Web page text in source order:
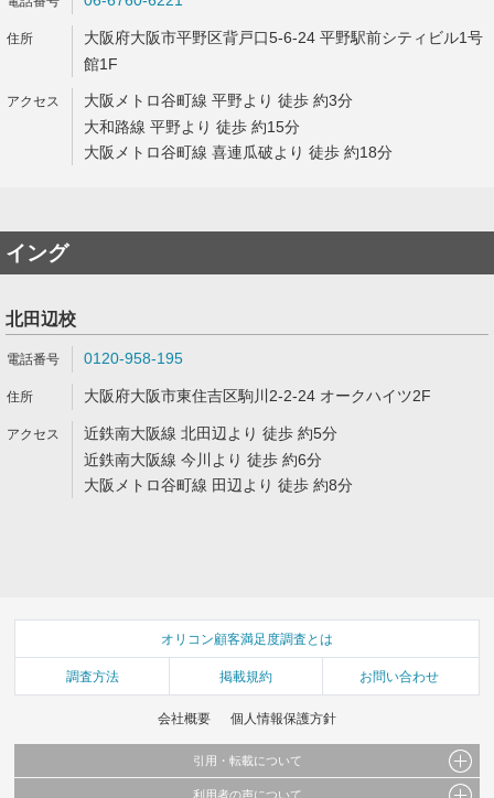
大阪府大阪市平野区背戸口5-6-24 平野駅前シティビル1号
館1F
大阪メトロ谷町線 平野より 徒歩 約3分
大和路線 平野より 徒歩 約15分
大阪メトロ谷町線 喜連瓜破より 徒歩 約18分
イング
北田辺校
0120-958-195
大阪府大阪市東住吉区駒川2-2-24 オークハイツ2F
近鉄南大阪線 北田辺より 徒歩 約5分
近鉄南大阪線 今川より 徒歩 約6分
大阪メトロ谷町線 田辺より 徒歩 約8分
オリコン顧客満足度調査とは
調査方法 掲載規約 お問い合わせ
会社概要 個人情報保護方針
引用・転載について
利用者の声について